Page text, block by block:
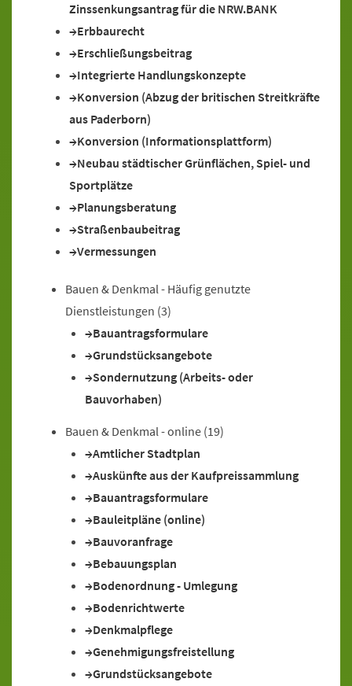
Zinssenkungsantrag für die NRW.BANK
Erbbaurecht
Erschließungsbeitrag
Integrierte Handlungskonzepte
Konversion (Abzug der britischen Streitkräfte
aus Paderborn)
Konversion (Informationsplattform)
Neubau städtischer Grünflächen, Spiel- und
Sportplätze
Planungsberatung
Straßenbaubeitrag
Vermessungen
Bauen & Denkmal - Häufig genutzte
Dienstleistungen (3)
Bauantragsformulare
Grundstücksangebote
Sondernutzung (Arbeits- oder
Bauvorhaben)
Bauen & Denkmal - online (19)
Amtlicher Stadtplan
Auskünfte aus der Kaufpreissammlung
Bauantragsformulare
Bauleitpläne (online)
Bauvoranfrage
Bebauungsplan
Bodenordnung - Umlegung
Bodenrichtwerte
Denkmalpflege
Genehmigungsfreistellung
Grundstücksangebote